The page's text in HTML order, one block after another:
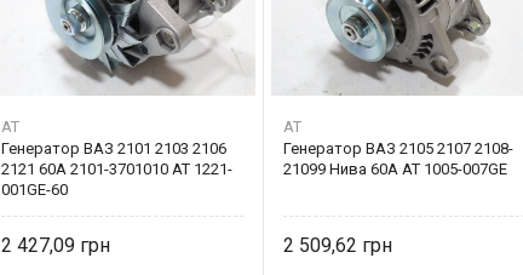
AT
Генератор ВАЗ 2101 2103 2106
2121 60А 2101-3701010 AT 1221-
001GE-60
2 427,09
AT
Генератор ВАЗ 2105 2107 2108-
21099 Нива 60А AT 1005-007GE
2 509,62